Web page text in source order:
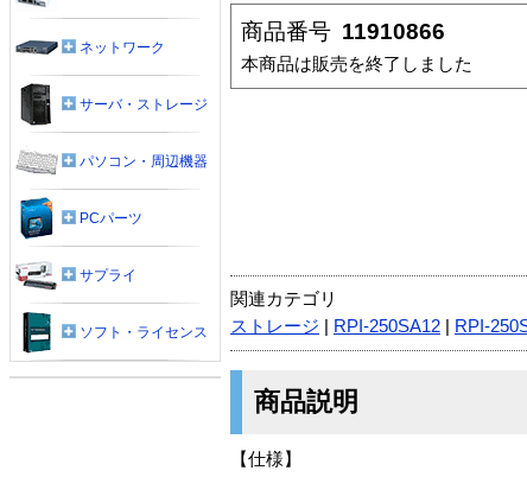
商品番号 11910866
本商品は販売を終了しました
関連カテゴリ
ストレージ
RPI-250SA12 RPI-
商品説明
【仕様】
ネットワーク
サーバ・ストレージ
パソコン・周辺機器
PCパーツ
サプライ
ソフト・ライセンス